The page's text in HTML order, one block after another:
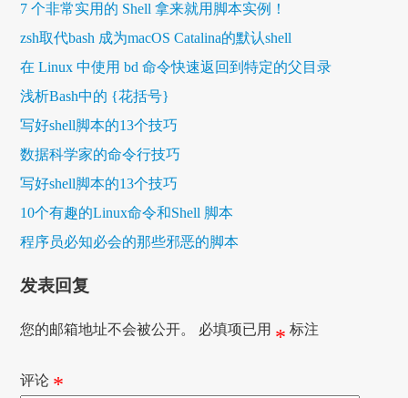
7 个非常实用的 Shell 拿来就用脚本实例！
zsh取代bash 成为macOS Catalina的默认shell
在 Linux 中使用 bd 命令快速返回到特定的父目录
浅析Bash中的 {花括号}
写好shell脚本的13个技巧
数据科学家的命令行技巧
写好shell脚本的13个技巧
10个有趣的Linux命令和Shell 脚本
程序员必知必会的那些邪恶的脚本
发表回复
您的邮箱地址不会被公开。 必填项已用 * 标注
评论 *